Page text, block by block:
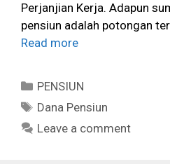
Perjanjian Kerja. Adapun
pensiun adalah potongan
Read more
Categories
PENSIUN
Tags
Dana Pensiun
Leave a comment